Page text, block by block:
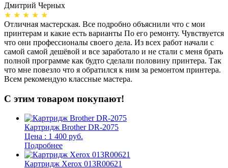
Дмитрий Черных
★ ★ ★ ★ ★
Отличная мастерская. Все подробно объяснили что с мои
принтерам и какие есть варианты По его ремонту. Чувствуется
что они профессионалы своего дела. Из всех работ начали с
самой самой дешёвой и все заработало и не стали с меня брать
полной программе как будто сделали половину принтера. Так
что мне повезло что я обратился к ним за ремонтом принтера.
Всем рекомендую классные мастера.
С этим товаром покупают!
Картридж Brother DR-2075
Цена : 1 400 руб.
Подробнее
Картридж Xerox 013R00621